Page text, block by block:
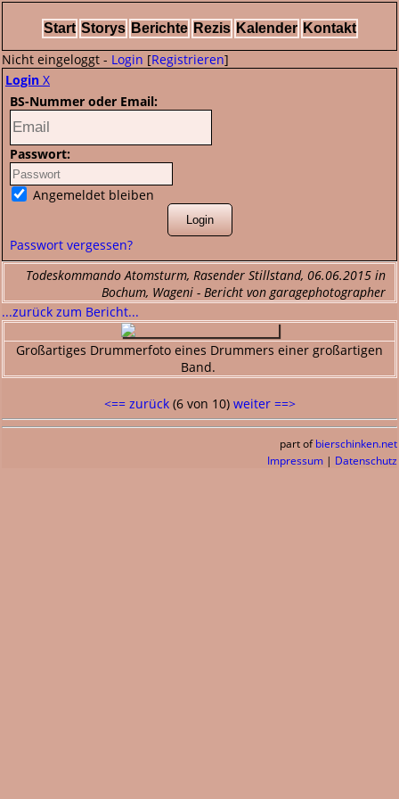
Start Storys Berichte Rezis Kalender Kontakt
Nicht eingeloggt - Login [Registrieren]
Login X
BS-Nummer oder Email:
Passwort:
Angemeldet bleiben
Passwort vergessen?
Todeskommando Atomsturm, Rasender Stillstand, 06.06.2015 in
Bochum, Wageni - Bericht von garagephotographer
...zurück zum Bericht...
Großartiges Drummerfoto eines Drummers einer großartigen
Band.
<== zurück(6 von 10) weiter ==>
part of bierschinken.net
Impressum | Datenschutz